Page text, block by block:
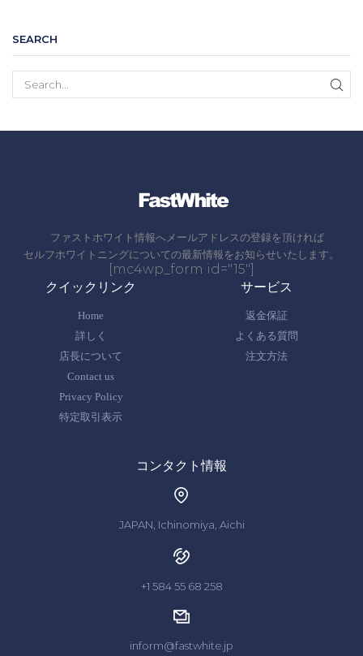
SEARCH
ファストホワイト情報へメールアドレスの登録を頂ければ
セルフホワイトニングについての最新情報をお知らせいたします。
[mc4wp_form id="15"]
クイックリンク
Home
詳しく
店長について
Contact us
Privacy Policy
特定取引表示
サービス
返金保証
よくある質問
注文方法
コンタクト情報
JAPAN, Ichinomiya, Aichi
+1 584 55 68 258
inform@fastwhite.jp